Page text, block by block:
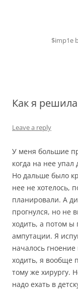
$imp1e
Как я
Leave a reply
У меня большие
когда на нее
Но дальше было
нее не хотелось,
планировали. А
прогнулся, но не
ходить, а потом ы
ампутации. Я
началось гноение
ходить, я вообще
тому же хирургу.
надо ехать в